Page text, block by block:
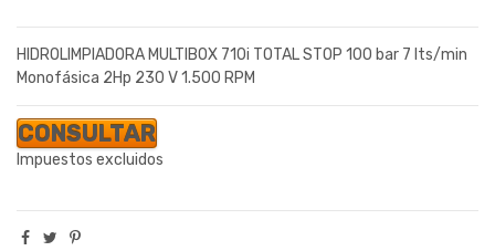
HIDROLIMPIADORA MULTIBOX 710i TOTAL STOP 100 bar 7 lts/min
Monofásica 2Hp 230 V 1.500 RPM
CONSULTAR
Impuestos excluidos